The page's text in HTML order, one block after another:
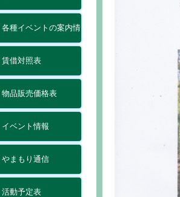
各種イベントの案内情
賃借対照表
物品販売価格表
イベント情報
やまもり通信
活動予定表